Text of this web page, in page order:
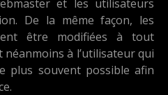
et les utilisateurs
De la même façon, les
être modifiées à tout
néanmoins à l’utilisateur qui
plus souvent possible afin